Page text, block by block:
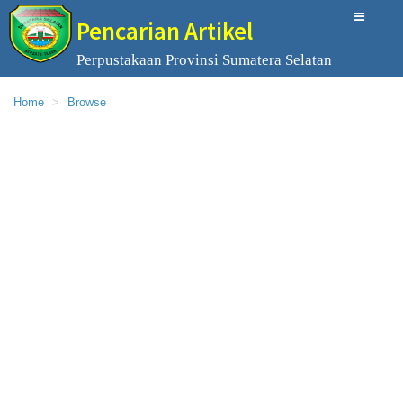
Pencarian Artikel
Perpustakaan Provinsi Sumatera Selatan
Home Browse